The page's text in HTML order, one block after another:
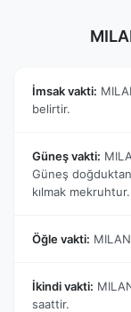
İmsak vakti:
belirtir.
Güneş vakti:
Güneş
kılmak mekruhtur.
Öğle vakti:
İkindi vakti:
saattir.